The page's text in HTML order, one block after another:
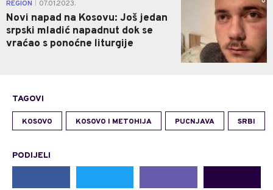
REGION 07.01.2023.
Novi napad na Kosovu: Još jedan
srpski mladić napadnut dok se
vraćao s ponoćne liturgije
TAGOVI
KOSOVO KOSOVO I METOHIJA PUCNJAVA SRBI
PODIJELI